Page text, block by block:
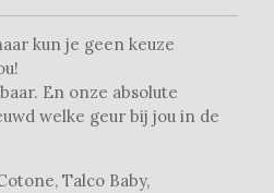
kun je geen keuze
En onze absolute
welke geur bij jou in de
Talco Baby,